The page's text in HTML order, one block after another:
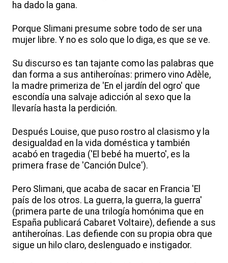
ha dado la gana.
Porque Slimani presume sobre todo de ser una
mujer libre. Y no es solo que lo diga, es que se ve.
Su discurso es tan tajante como las palabras que
dan forma a sus antiheroínas: primero vino Adèle,
la madre primeriza de 'En el jardín del ogro' que
escondía una salvaje adicción al sexo que la
llevaría hasta la perdición.
Después Louise, que puso rostro al clasismo y la
desigualdad en la vida doméstica y también
acabó en tragedia ('El bebé ha muerto', es la
primera frase de 'Canción Dulce').
Pero Slimani, que acaba de sacar en Francia 'El
país de los otros. La guerra, la guerra, la guerra'
(primera parte de una trilogía homónima que en
España publicará Cabaret Voltaire), defiende a sus
antiheroínas. Las defiende con su propia obra que
sigue un hilo claro, deslenguado e instigador.